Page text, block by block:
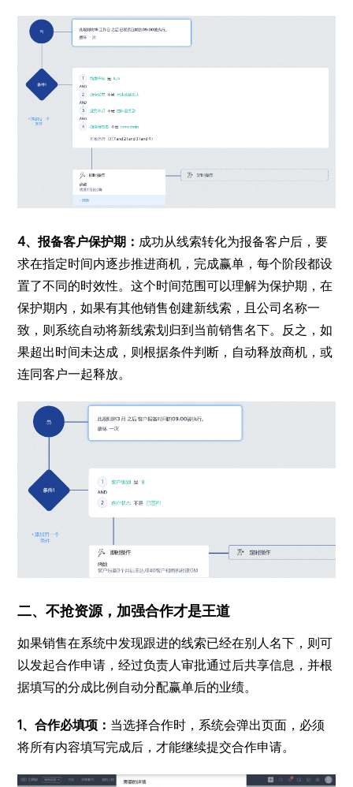
4、报备客户保护期： 成功从线索转化为报备客户后，要
求在指定时间内逐步推进商机，完成赢单，每个阶段都设
置了不同的时效性。这个时间范围可以理解为保护期，在
保护期内，如果有其他销售创建新线索，且公司名称一
致，则系统自动将新线索划归到当前销售名下。反之，如
果超出时间未达成，则根据条件判断，自动释放商机，或
连同客户一起释放。
二、不抢资源，加强合作才是王道
如果销售在系统中发现跟进的线索已经在别人名下，则可
以发起合作申请，经过负责人审批通过后共享信息，并根
据填写的分成比例自动分配赢单后的业绩。
1、合作必填项： 当选择合作时，系统会弹出页面，必须
将所有内容填写完成后，才能继续提交合作申请。